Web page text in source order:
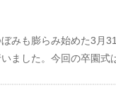
みも膨らみ始めた3月
ました。今回の卒園式